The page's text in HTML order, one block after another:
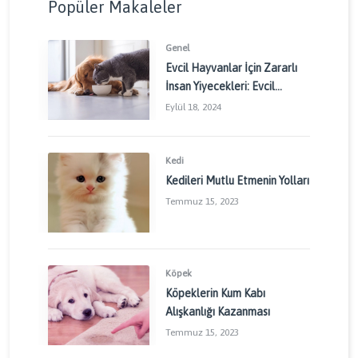
Popüler Makaleler
Genel
Evcil Hayvanlar İçin Zararlı
İnsan Yiyecekleri: Evcil
Dostlarınızı Korumak İçin
Eylül 18, 2024
Kedi
Kedileri Mutlu Etmenin Yolları
Temmuz 15, 2023
Köpek
Köpeklerin Kum Kabı
Alışkanlığı Kazanması
Temmuz 15, 2023